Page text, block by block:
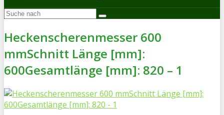
Heckenscherenmesser 600
mmSchnitt Länge [mm]:
600Gesamtlänge [mm]: 820 – 1